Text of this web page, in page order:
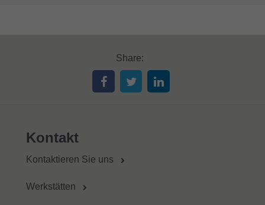
Share:
Kontakt
Kontaktieren Sie uns
Werkstätten